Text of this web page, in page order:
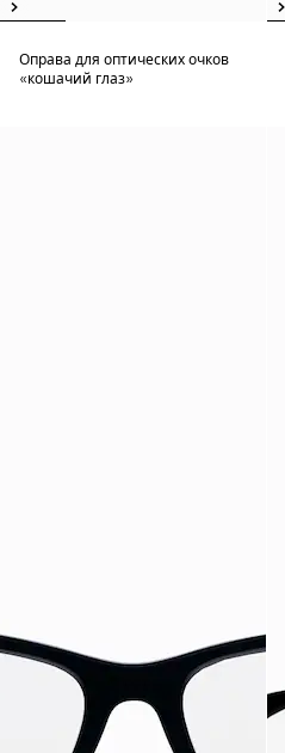
Оправа для оптических очков
«кошачий глаз»